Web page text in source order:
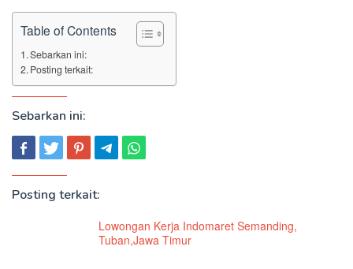
Table of Contents
Sebarkan ini:
Posting terkait:
Sebarkan ini:
Posting terkait:
Lowongan Kerja Indomaret Semanding,
Tuban,Jawa Timur